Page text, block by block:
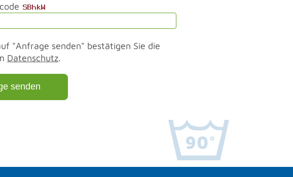
"Anfrage senden" bestätigen Sie die
Datenschutz.
senden